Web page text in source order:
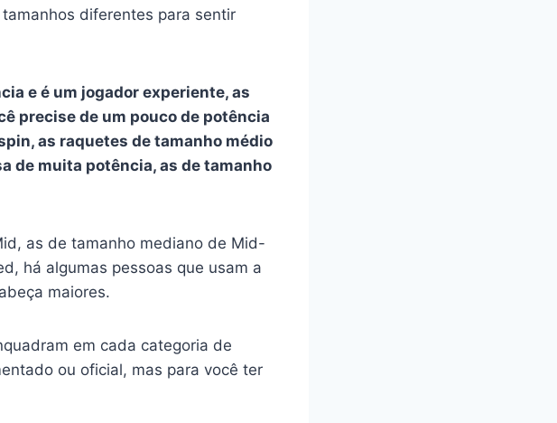
diferentes para sentir
e é um jogador experiente, as
precise de um pouco de potência
as raquetes de tamanho médio
de muita potência, as de tamanho
as de tamanho mediano de Mid-
há algumas pessoas que usam a
maiores.
em cada categoria de
ou oficial, mas para você ter